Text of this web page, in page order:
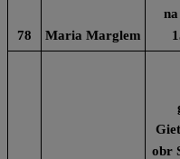
78 Maria Marglem
obr